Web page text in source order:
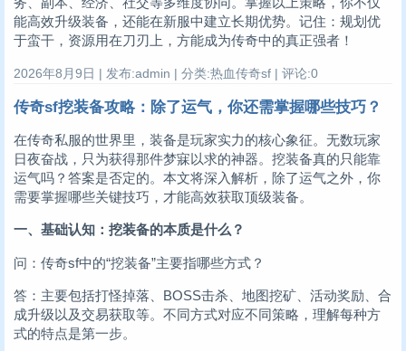
能高效升级装备，还能在新服中建立长期优势。记住：规划优
于蛮干，资源用在刀刃上，方能成为传奇中的真正强者！
2026年8月9日 | 发布:admin | 分类:热血传奇sf | 评论:0
传奇sf挖装备攻略：除了运气，你还需掌握哪些技巧？
在传奇私服的世界里，装备是玩家实力的核心象征。无数玩家
日夜奋战，只为获得那件梦寐以求的神器。挖装备真的只能靠
运气吗？答案是否定的。本文将深入解析，除了运气之外，你
需要掌握哪些关键技巧，才能高效获取顶级装备。
一、基础认知：挖装备的本质是什么？
问：传奇sf中的“挖装备”主要指哪些方式？
答：主要包括打怪掉落、BOSS击杀、地图挖矿、活动奖励、合
成升级以及交易获取等。不同方式对应不同策略，理解每种方
式的特点是第一步。